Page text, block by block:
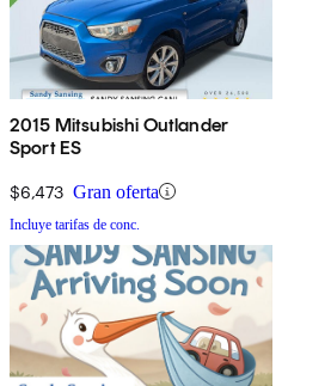
2015 Mitsubishi Outlander
Sport ES
$6,473 Gran oferta
Incluye tarifas de conc.